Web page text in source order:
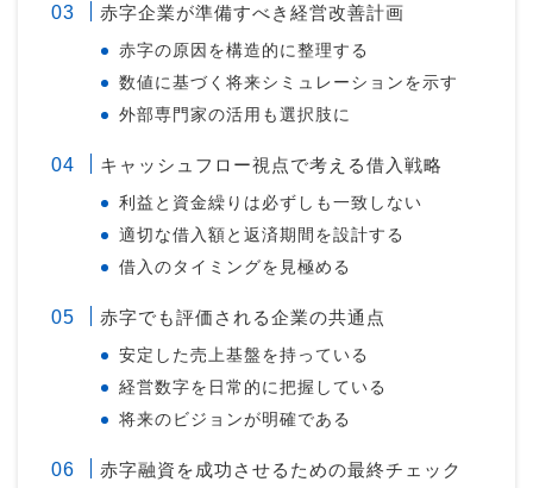
赤字企業が準備すべき経営改善計画
赤字の原因を構造的に整理する
数値に基づく将来シミュレーションを示す
外部専門家の活用も選択肢に
キャッシュフロー視点で考える借入戦略
利益と資金繰りは必ずしも一致しない
適切な借入額と返済期間を設計する
借入のタイミングを見極める
赤字でも評価される企業の共通点
安定した売上基盤を持っている
経営数字を日常的に把握している
将来のビジョンが明確である
赤字融資を成功させるための最終チェック